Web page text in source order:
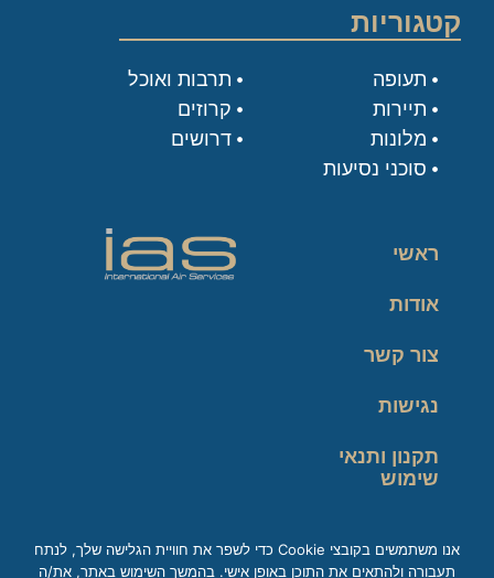
קטגוריות
תעופה
תיירות
מלונות
סוכני נסיעות
תרבות ואוכל
קרוזים
דרושים
ראשי
אודות
צור קשר
נגישות
תקנון ותנאי
שימוש
אנו משתמשים בקובצי Cookie כדי לשפר את חוויית הגלישה שלך, לנתח
תעבורה ולהתאים את התוכן באופן אישי. בהמשך השימוש באתר, את/ה